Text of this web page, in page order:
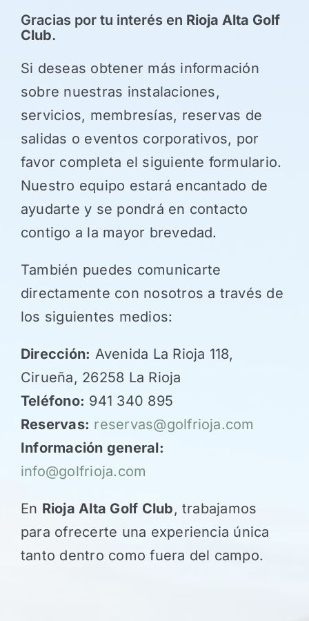
NOTICIAS
HAZTE SOCIO
OFERTAS
RESERVAR
Gracias por tu interés en Rioja Alta Golf
Club.
Si deseas obtener más información
sobre nuestras instalaciones,
servicios, membresías, reservas de
salidas o eventos corporativos, por
favor completa el siguiente formulario.
Nuestro equipo estará encantado de
ayudarte y se pondrá en contacto
contigo a la mayor brevedad.
También puedes comunicarte
directamente con nosotros a través de
los siguientes medios:
Dirección: Avenida La Rioja 118,
Cirueña, 26258 La Rioja
Teléfono: 941 340 895
Reservas: reservas@golfrioja.com
Información general:
info@golfrioja.com
En Rioja Alta Golf Club, trabajamos
para ofrecerte una experiencia única
tanto dentro como fuera del campo.